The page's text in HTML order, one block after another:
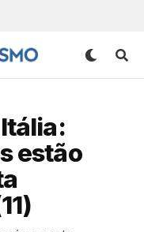
estão